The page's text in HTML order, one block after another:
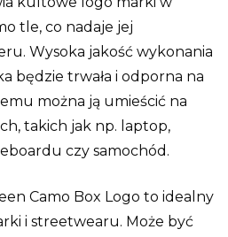
tle, co nadaje jej
Wysoka jakość wykonania
będzie trwała i odporna na
można ją umieścić na
takich jak np. laptop,
czy samochód.
Camo Box Logo to idealny
i streetwearu. Może być